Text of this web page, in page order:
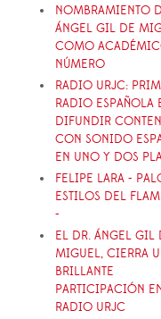
NOMBRAMIENTO
ÁNGEL GIL DE
COMO
NÚMERO
RADIO URJC:
RADIO ESPAÑOLA
DIFUNDIR
CON SONIDO
EN UNO Y DOS
FELIPE LARA -
ESTILOS DEL
-
EL DR. ÁNGEL GIL
MIGUEL, CIERRA
BRILLANTE
PARTICIPACIÓN
RADIO URJC